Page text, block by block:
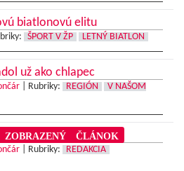
biatlonovú elitu
ŠPORT V ŽP LETNÝ BIATLON
už ako chlapec
Rubriky: REGIÓN
V NAŠOM
ČLÁNOK
Rubriky:
REDAKCIA